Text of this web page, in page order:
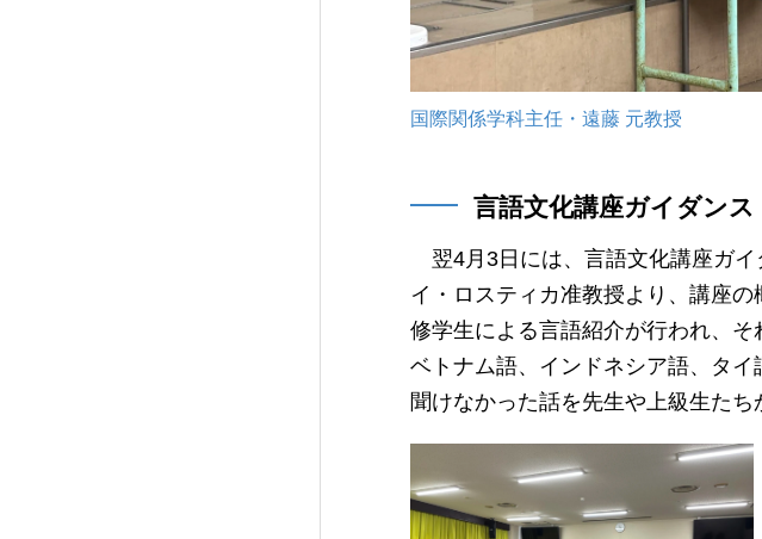
国際関係学科主任・遠藤 元教授
言語文化講座ガイダンス
翌4月3日には、言語文化講座ガイ
イ・ロスティカ准教授より、講座
修学生による言語紹介が行われ、そ
ベトナム語、インドネシア語、タ
聞けなかった話を先生や上級生た